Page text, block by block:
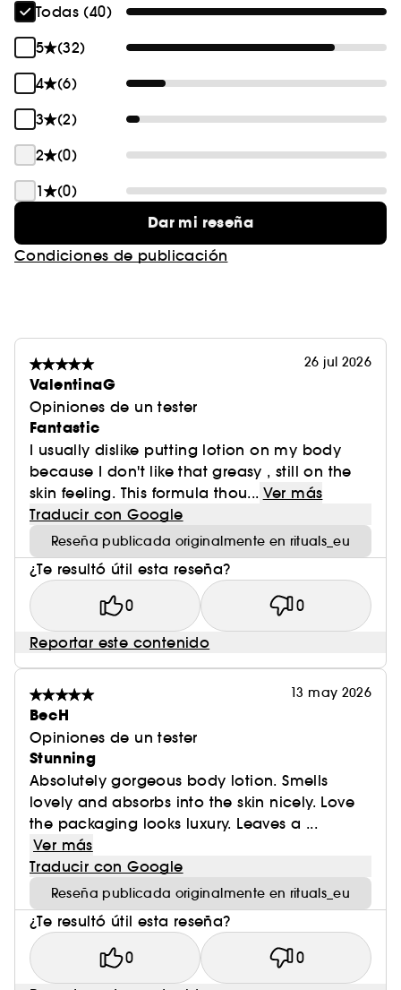
Todas (40)
5
(32)
4
(6)
3
(2)
2
(0)
1
(0)
Dar mi reseña
Condiciones de publicación
26 jul 2026
ValentinaG
Opiniones de un tester
Fantastic
I usually dislike putting lotion on my body
because I don't like that greasy , still on the
skin feeling. This formula thou... Ver más
Traducir con Google
Reseña publicada originalmente en rituals_eu
¿Te resultó útil esta reseña?
0 0
Reportar este contenido
13 may 2026
BecH
Opiniones de un tester
Stunning
Absolutely gorgeous body lotion. Smells
lovely and absorbs into the skin nicely. Love
the packaging looks luxury. Leaves a ...
Ver más
Traducir con Google
Reseña publicada originalmente en rituals_eu
¿Te resultó útil esta reseña?
0 0